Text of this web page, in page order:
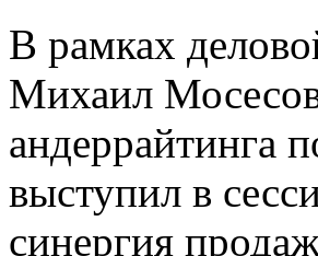
В рамках
Михаил
андеррайтинга
выступил в
синергия